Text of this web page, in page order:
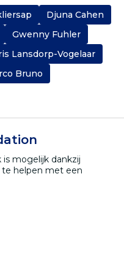
Djuna Cahen
Gwenny Fuhler
Lansdorp-Vogelaar
Bruno
mogelijk dankzij
te helpen met een